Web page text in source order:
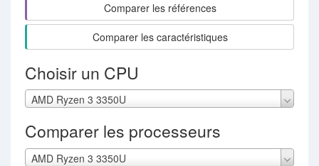
Comparer les références
Comparer les caractéristiques
Choisir un CPU
AMD Ryzen 3 3350U
Comparer les processeurs
AMD Ryzen 3 3350U